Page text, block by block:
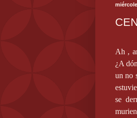
Ah ,
¿A
un no
se